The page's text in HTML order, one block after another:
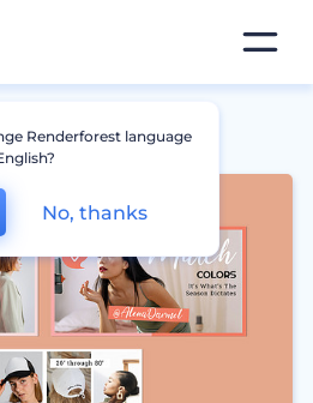
Renderforest language
No, thanks